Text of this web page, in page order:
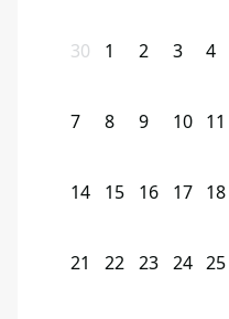
30 1 2 3 4
7 8 9 10 11
14 15 16 17 18
21 22 23 24 25